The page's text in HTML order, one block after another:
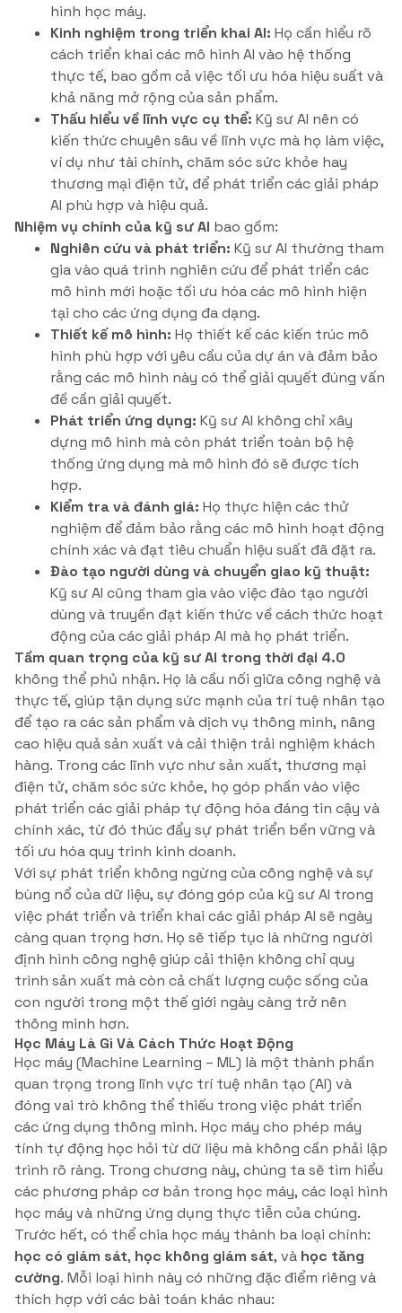
hình học máy.
Kinh nghiệm trong triển khai AI: Họ cần hiểu rõ
cách triển khai các mô hình AI vào hệ thống
thực tế, bao gồm cả việc tối ưu hóa hiệu suất và
khả năng mở rộng của sản phẩm.
Thấu hiểu về lĩnh vực cụ thể: Kỹ sư AI nên có
kiến thức chuyên sâu về lĩnh vực mà họ làm việc,
ví dụ như tài chính, chăm sóc sức khỏe hay
thương mại điện tử, để phát triển các giải pháp
AI phù hợp và hiệu quả.
Nhiệm vụ chính của kỹ sư AI bao gồm:
Nghiên cứu và phát triển: Kỹ sư AI thường tham
gia vào quá trình nghiên cứu để phát triển các
mô hình mới hoặc tối ưu hóa các mô hình hiện
tại cho các ứng dụng đa dạng.
Thiết kế mô hình: Họ thiết kế các kiến trúc mô
hình phù hợp với yêu cầu của dự án và đảm bảo
rằng các mô hình này có thể giải quyết đúng vấn
đề cần giải quyết.
Phát triển ứng dụng: Kỹ sư AI không chỉ xây
dựng mô hình mà còn phát triển toàn bộ hệ
thống ứng dụng mà mô hình đó sẽ được tích
hợp.
Kiểm tra và đánh giá: Họ thực hiện các thử
nghiệm để đảm bảo rằng các mô hình hoạt động
chính xác và đạt tiêu chuẩn hiệu suất đã đặt ra.
Đào tạo người dùng và chuyển giao kỹ thuật:
Kỹ sư AI cũng tham gia vào việc đào tạo người
dùng và truyền đạt kiến thức về cách thức hoạt
động của các giải pháp AI mà họ phát triển.
Tầm quan trọng của kỹ sư AI trong thời đại 4.0
không thể phủ nhận. Họ là cầu nối giữa công nghệ và
thực tế, giúp tận dụng sức mạnh của trí tuệ nhân tạo
để tạo ra các sản phẩm và dịch vụ thông minh, nâng
cao hiệu quả sản xuất và cải thiện trải nghiệm khách
hàng. Trong các lĩnh vực như sản xuất, thương mại
điện tử, chăm sóc sức khỏe, họ góp phần vào việc
phát triển các giải pháp tự động hóa đáng tin cậy và
chính xác, từ đó thúc đẩy sự phát triển bền vững và
tối ưu hóa quy trình kinh doanh.
Với sự phát triển không ngừng của công nghệ và sự
bùng nổ của dữ liệu, sự đóng góp của kỹ sư AI trong
việc phát triển và triển khai các giải pháp AI sẽ ngày
càng quan trọng hơn. Họ sẽ tiếp tục là những người
định hình công nghệ giúp cải thiện không chỉ quy
trình sản xuất mà còn cả chất lượng cuộc sống của
con người trong một thế giới ngày càng trở nên
thông minh hơn.
Học Máy Là Gì Và Cách Thức Hoạt Động
Học máy (Machine Learning – ML) là một thành phần
quan trọng trong lĩnh vực trí tuệ nhân tạo (AI) và
đóng vai trò không thể thiếu trong việc phát triển
các ứng dụng thông minh. Học máy cho phép máy
tính tự động học hỏi từ dữ liệu mà không cần phải lập
trình rõ ràng. Trong chương này, chúng ta sẽ tìm hiểu
các phương pháp cơ bản trong học máy, các loại hình
học máy và những ứng dụng thực tiễn của chúng.
Trước hết, có thể chia học máy thành ba loại chính:
học có giám sát, học không giám sát, và học tăng
cường. Mỗi loại hình này có những đặc điểm riêng và
thích hợp với các bài toán khác nhau: